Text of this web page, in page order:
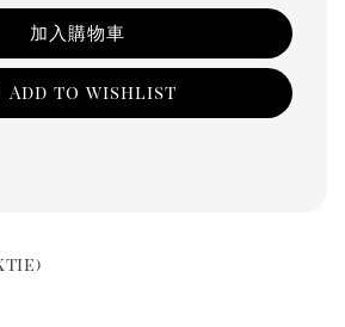
加入購物車
Add to wishlist